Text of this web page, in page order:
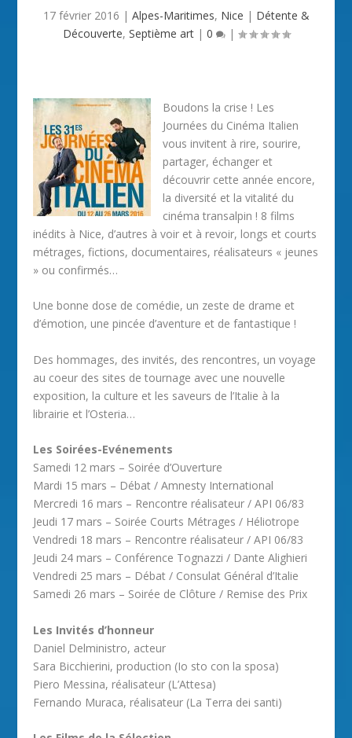
17 février 2016 | Alpes-Maritimes, Nice | Détente &
Découverte, Septième art| 0 |
Boudons la crise ! Les
Journées du Cinéma Italien
vous invitent à rire, sourire,
partager, échanger et
découvrir cette année encore,
la diversité et la vitalité du
cinéma transalpin ! 8 films
inédits à Nice, d’autres à voir et à revoir, longs et courts
métrages, fictions, documentaires, réalisateurs « jeunes
» ou confirmés…
Une bonne dose de comédie, un zeste de drame et
d’émotion, une pincée d’aventure et de fantastique !
Des hommages, des invités, des rencontres, un voyage
au coeur des sites de tournage avec une nouvelle
exposition, la culture et les saveurs de l’Italie à la
librairie et l’Osteria…
Les Soirées-Evénements
Samedi 12 mars – Soirée d’Ouverture
Mardi 15 mars – Débat / Amnesty International
Mercredi 16 mars – Rencontre réalisateur / API 06/83
Jeudi 17 mars – Soirée Courts Métrages / Héliotrope
Vendredi 18 mars – Rencontre réalisateur / API 06/83
Jeudi 24 mars – Conférence Tognazzi / Dante Alighieri
Vendredi 25 mars – Débat / Consulat Général d’Italie
Samedi 26 mars – Soirée de Clôture / Remise des Prix
Les Invités d’honneur
Daniel Delministro, acteur
Sara Bicchierini, production (Io sto con la sposa)
Piero Messina, réalisateur (L’Attesa)
Fernando Muraca, réalisateur (La Terra dei santi)